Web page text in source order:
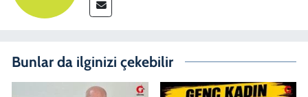
Bunlar da ilginizi çekebilir